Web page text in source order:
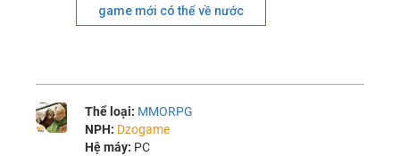
game mới có thể về nước
Thể loại: MMORPG
NPH: Dzogame
Hệ máy: PC